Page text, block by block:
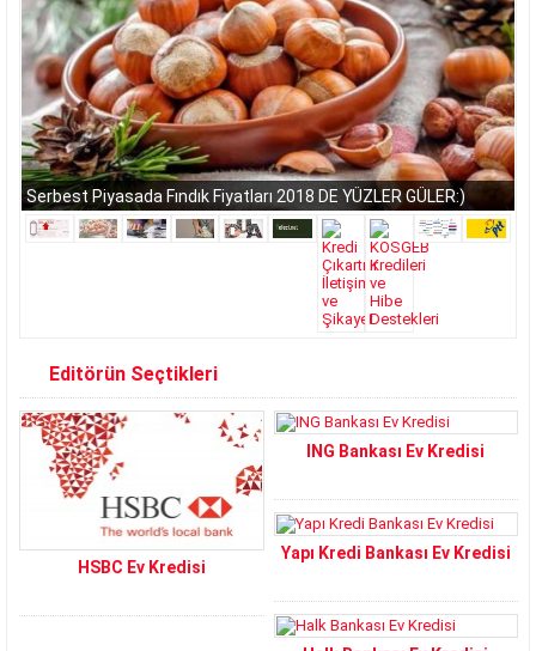
Serbest Piyasada Fındık Fiyatları 2018 DE YÜZLER GÜLER:)
Editörün Seçtikleri
HSBC Ev Kredisi
ING Bankası Ev Kredisi
Yapı Kredi Bankası Ev Kredisi